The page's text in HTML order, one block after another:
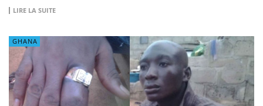
LIRE LA SUITE
GHANA